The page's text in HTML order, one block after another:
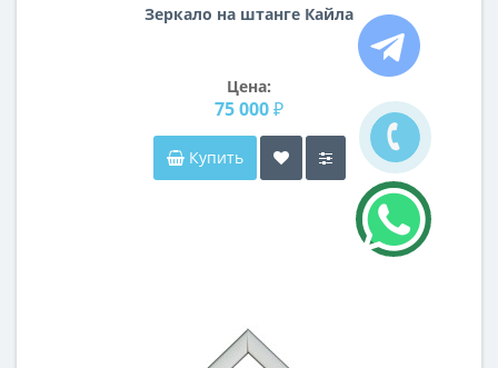
Зеркало на штанге Кайла
Цена:
75 000 ₽
Купить